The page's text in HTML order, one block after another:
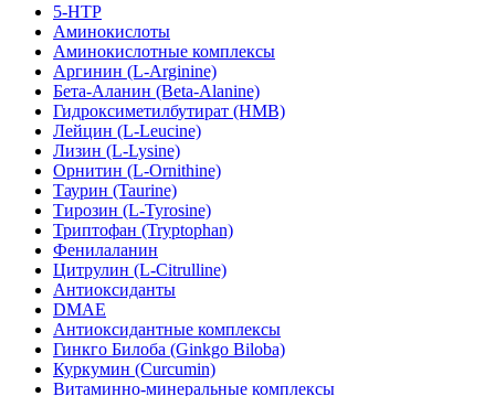
5-HTP
Аминокислоты
Аминокислотные комплексы
Аргинин (L-Arginine)
Бета-Аланин (Beta-Alanine)
Гидроксиметилбутират (HMB)
Лейцин (L-Leucine)
Лизин (L-Lysine)
Орнитин (L-Ornithine)
Таурин (Taurine)
Тирозин (L-Tyrosine)
Триптофан (Tryptophan)
Фенилаланин
Цитрулин (L-Citrulline)
Антиоксиданты
DMAE
Антиоксидантные комплексы
Гинкго Билоба (Ginkgo Biloba)
Куркумин (Curcumin)
Витаминно-минеральные комплексы